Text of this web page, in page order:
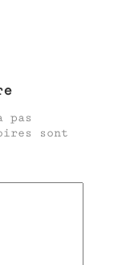
pas
sont